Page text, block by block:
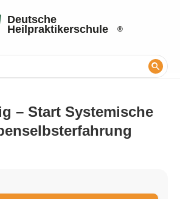
Deutsche
Heilpraktikerschule
– Start Systemische